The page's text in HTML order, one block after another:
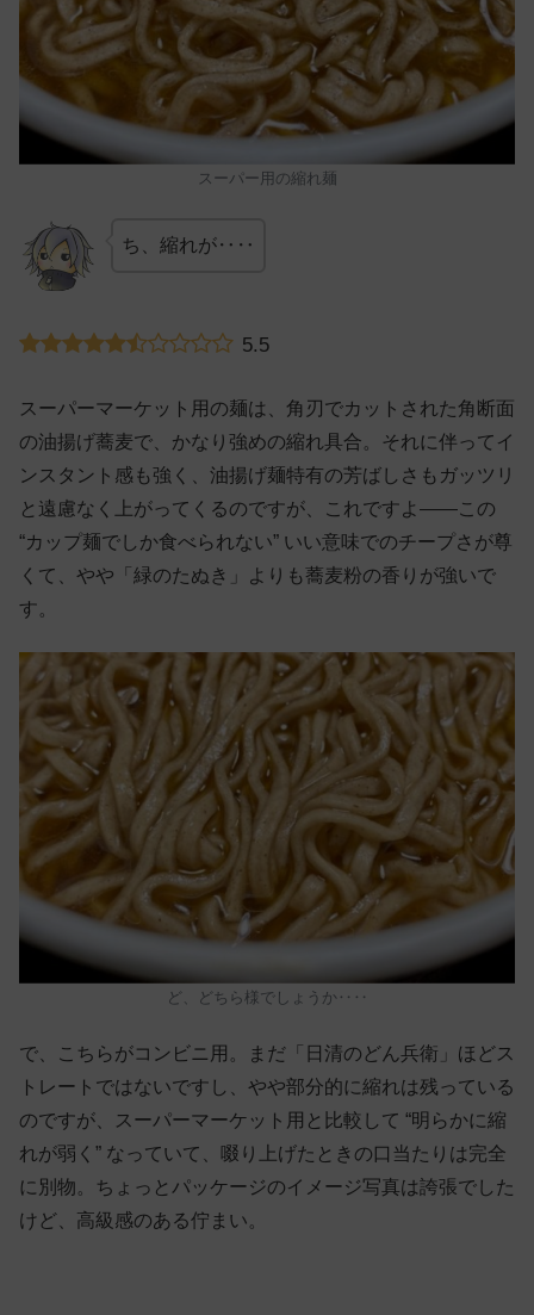
スーパー用の縮れ麺
ち、縮れが‥‥
5.5
スーパーマーケット用の麺は、角刃でカットされた角断面
の油揚げ蕎麦で、かなり強めの縮れ具合。それに伴ってイ
ンスタント感も強く、油揚げ麺特有の芳ばしさもガッツリ
と遠慮なく上がってくるのですが、これですよ——この
“カップ麺でしか食べられない” いい意味でのチープさが尊
くて、やや「緑のたぬき」よりも蕎麦粉の香りが強いで
す。
ど、どちら様でしょうか‥‥
で、こちらがコンビニ用。まだ「日清のどん兵衛」ほどス
トレートではないですし、やや部分的に縮れは残っている
のですが、スーパーマーケット用と比較して “明らかに縮
れが弱く” なっていて、啜り上げたときの口当たりは完全
に別物。ちょっとパッケージのイメージ写真は誇張でした
けど、高級感のある佇まい。